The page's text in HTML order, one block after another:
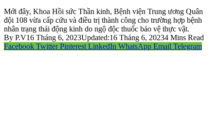
Mới đây, Khoa Hồi sức Thần kinh, Bệnh viện Trung ương Quân
đội 108 vừa cấp cứu và điều trị thành công cho trường hợp bệnh
nhân trạng thái động kinh do ngộ độc thuốc bảo vệ thực vật.
By P.V16 Tháng 6, 2023Updated:16 Tháng 6, 20234 Mins Read
Facebook Twitter Pinterest LinkedIn WhatsApp Email Telegram